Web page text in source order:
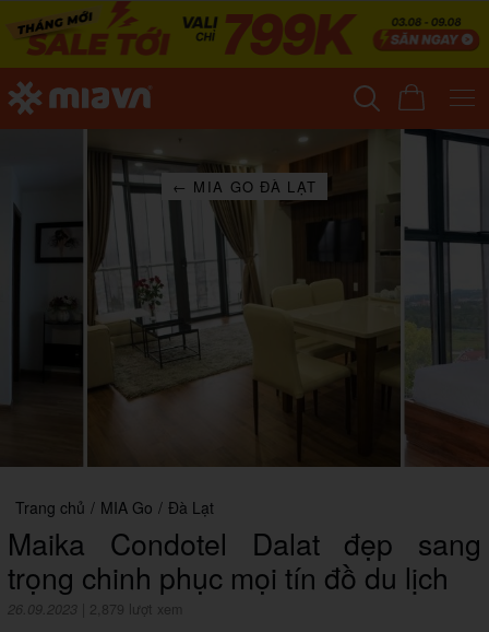
← MIA GO ĐÀ LẠT
Trang chủ / MIA Go / Đà Lạt
Maika Condotel Dalat đẹp sang
trọng chinh phục mọi tín đồ du lịch
26.09.2023 2,879 lượt xem